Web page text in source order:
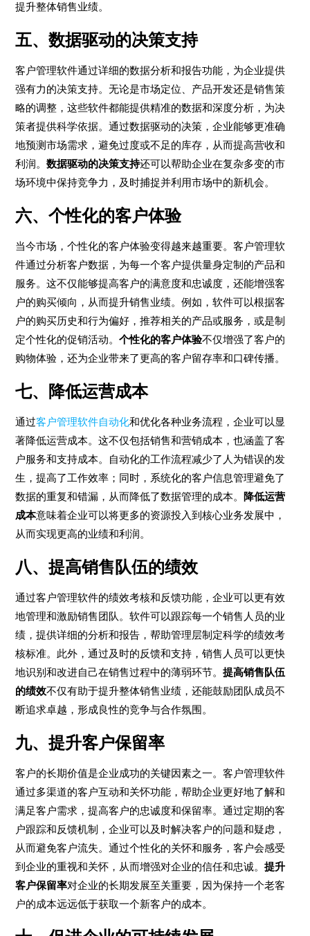
提升整体销售业绩。
五、数据驱动的决策支持
客户管理软件通过详细的数据分析和报告功能，为企业提供
强有力的决策支持。无论是市场定位、产品开发还是销售策
略的调整，这些软件都能提供精准的数据和深度分析，为决
策者提供科学依据。通过数据驱动的决策，企业能够更准确
地预测市场需求，避免过度或不足的库存，从而提高营收和
利润。数据驱动的决策支持还可以帮助企业在复杂多变的市
场环境中保持竞争力，及时捕捉并利用市场中的新机会。
六、个性化的客户体验
当今市场，个性化的客户体验变得越来越重要。客户管理软
件通过分析客户数据，为每一个客户提供量身定制的产品和
服务。这不仅能够提高客户的满意度和忠诚度，还能增强客
户的购买倾向，从而提升销售业绩。例如，软件可以根据客
户的购买历史和行为偏好，推荐相关的产品或服务，或是制
定个性化的促销活动。个性化的客户体验不仅增强了客户的
购物体验，还为企业带来了更高的客户留存率和口碑传播。
七、降低运营成本
通过客户管理软件自动化和优化各种业务流程，企业可以显
著降低运营成本。这不仅包括销售和营销成本，也涵盖了客
户服务和支持成本。自动化的工作流程减少了人为错误的发
生，提高了工作效率；同时，系统化的客户信息管理避免了
数据的重复和错漏，从而降低了数据管理的成本。 降低运营
成本意味着企业可以将更多的资源投入到核心业务发展中，
从而实现更高的业绩和利润。
八、提高销售队伍的绩效
通过客户管理软件的绩效考核和反馈功能，企业可以更有效
地管理和激励销售团队。软件可以跟踪每一个销售人员的业
绩，提供详细的分析和报告，帮助管理层制定科学的绩效考
核标准。此外，通过及时的反馈和支持，销售人员可以更快
地识别和改进自己在销售过程中的薄弱环节。提高销售队伍
的绩效不仅有助于提升整体销售业绩，还能鼓励团队成员不
断追求卓越，形成良性的竞争与合作氛围。
九、提升客户保留率
客户的长期价值是企业成功的关键因素之一。客户管理软件
通过多渠道的客户互动和关怀功能，帮助企业更好地了解和
满足客户需求，提高客户的忠诚度和保留率。通过定期的客
户跟踪和反馈机制，企业可以及时解决客户的问题和疑虑，
从而避免客户流失。通过个性化的关怀和服务，客户会感受
到企业的重视和关怀，从而增强对企业的信任和忠诚。提升
客户保留率对企业的长期发展至关重要，因为保持一个老客
户的成本远远低于获取一个新客户的成本。